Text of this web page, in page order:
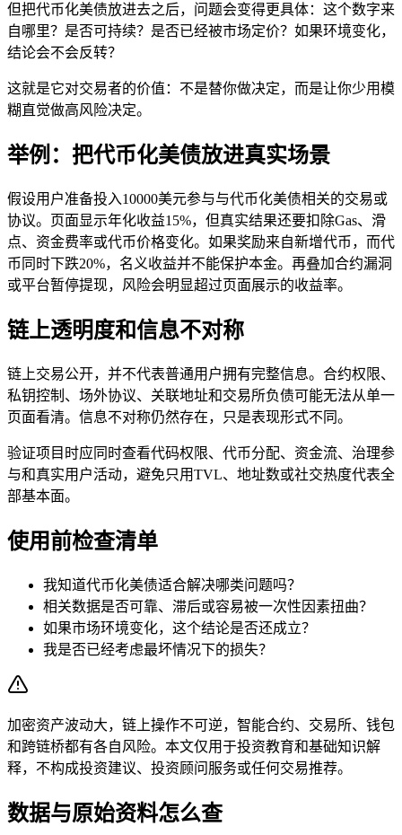
但把代币化美债放进去之后，问题会变得更具体：这个数字来
自哪里？是否可持续？是否已经被市场定价？如果环境变化，
结论会不会反转？
这就是它对交易者的价值：不是替你做决定，而是让你少用模
糊直觉做高风险决定。
举例：把代币化美债放进真实场景
假设用户准备投入10000美元参与与代币化美债相关的交易或
协议。页面显示年化收益15%，但真实结果还要扣除Gas、滑
点、资金费率或代币价格变化。如果奖励来自新增代币，而代
币同时下跌20%，名义收益并不能保护本金。再叠加合约漏洞
或平台暂停提现，风险会明显超过页面展示的收益率。
链上透明度和信息不对称
链上交易公开，并不代表普通用户拥有完整信息。合约权限、
私钥控制、场外协议、关联地址和交易所负债可能无法从单一
页面看清。信息不对称仍然存在，只是表现形式不同。
验证项目时应同时查看代码权限、代币分配、资金流、治理参
与和真实用户活动，避免只用TVL、地址数或社交热度代表全
部基本面。
使用前检查清单
我知道代币化美债适合解决哪类问题吗？
相关数据是否可靠、滞后或容易被一次性因素扭曲？
如果市场环境变化，这个结论是否还成立？
我是否已经考虑最坏情况下的损失？
加密资产波动大，链上操作不可逆，智能合约、交易所、钱包
和跨链桥都有各自风险。本文仅用于投资教育和基础知识解
释，不构成投资建议、投资顾问服务或任何交易推荐。
数据与原始资料怎么查